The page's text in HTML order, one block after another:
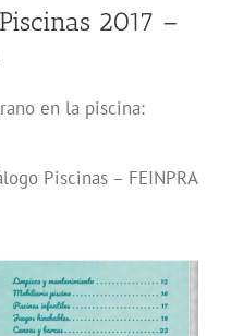
2017 –
en la piscina:
Piscinas – FEINPRA